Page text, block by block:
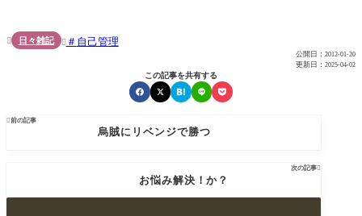
 日々雑記  自己管理
公開日： 2012-01-20
更新日： 2025-04-02
この記事を共有する
前の記事
烏賊にリベンジで勝つ
次の記事
お悩み解決！か？